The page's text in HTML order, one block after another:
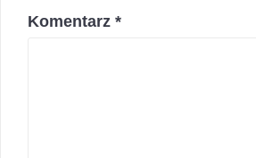
Komentarz *